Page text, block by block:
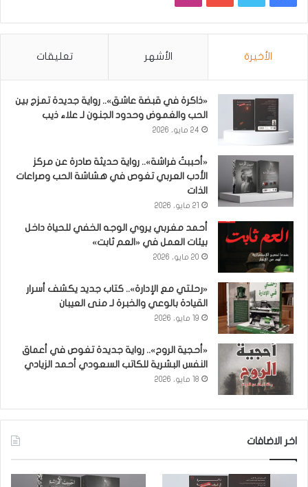
الأخيرة الأشهر تعليقات
«ذاكرة في قبضة عاشق».. رواية جديدة تمزج بين
الحب والغموض وحدود الجنون لـ علاء ذيب
24 مايو، 2026
«أحببتُ فراشة».. رواية حديثة صادرة عن مركز
الأدب العربي تغوص في هشاشة الحب وصراعات
الذات
21 مايو، 2026
أحمد مغربي يروي الوجه الخفي للحياة داخل
بيئات العمل في «العم ثابت»
20 مايو، 2026
«رحلتي مع الإدارة».. كتاب جديد يكشف أسرار
القيادة بالوعي والخبرة لـ منى العيبان
19 مايو، 2026
«أحجية الروح».. رواية جديدة تغوص في أعماق
النفس البشرية للكاتب السعودي أحمد الزيادي
18 مايو، 2026
اخر الاضافات